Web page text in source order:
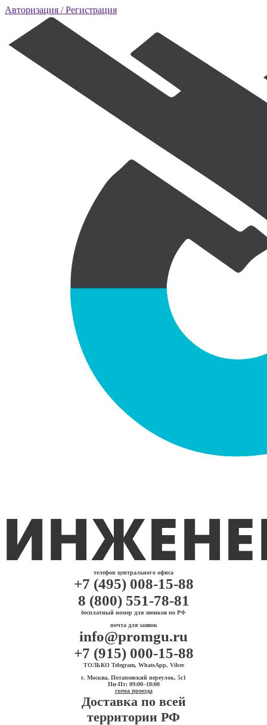
Авторизация / Регистрация
телефон центрального офиса
+7 (495) 008-15-88
8 (800) 551-78-81
бесплатный номер для звонков по РФ
почта для заявок
info@promgu.ru
+7 (915) 000-15-88
ТОЛЬКО Telegram, WhatsApp, Viber
г. Москва, Потаповский переулок, 5с1
Пн-Пт: 09:00–18:00
схема проезда
Доставка по всей
территории РФ